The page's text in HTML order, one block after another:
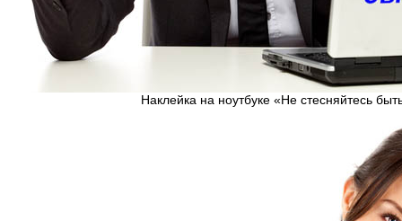
Наклейка на ноутбуке «Не стесняйтесь